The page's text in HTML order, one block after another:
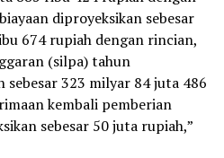
diproyeksikan sebesar
674 rupiah dengan rincian,
(silpa) tahun
sebesar 323 milyar 84 juta 486
kembali pemberian
sebesar 50 juta rupiah,”